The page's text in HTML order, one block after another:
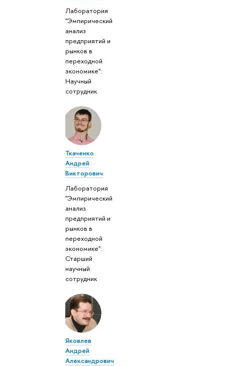
Лаборатория
"Эмпирический
анализ
предприятий и
рынков в
переходной
экономике":
Научный
сотрудник
Ткаченко
Андрей
Викторович
Лаборатория
"Эмпирический
анализ
предприятий и
рынков в
переходной
экономике":
Старший
научный
сотрудник
Яковлев
Андрей
Александрович